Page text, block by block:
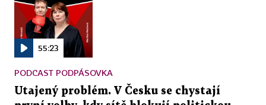
55:23
PODCAST PODPÁSOVKA
Utajený problém. V Česku se chystají